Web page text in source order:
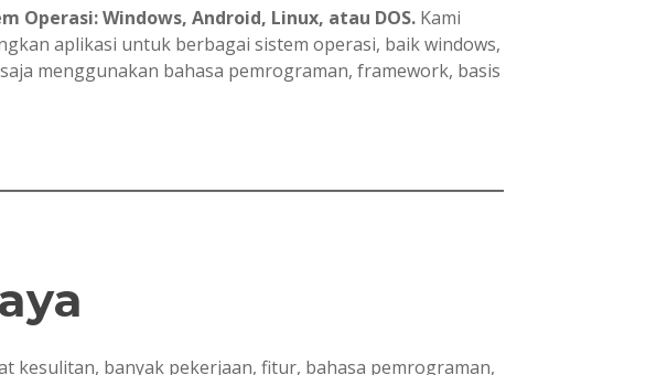
Operasi: Windows, Android, Linux, atau DOS.Kami
aplikasi untuk berbagai sistem operasi, baik windows,
menggunakan bahasa pemrograman, framework, basis
banyak pekerjaan, fitur, bahasa pemrograman,